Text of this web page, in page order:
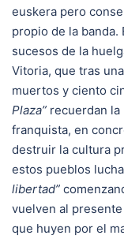
euskera pero
propio de la banda.
sucesos de la
Vitoria, que tras
muertos y ciento
Plaza” recuerdan
franquista, en
destruir la cultura
estos pueblos
libertad”
vuelven al
que huyen por el